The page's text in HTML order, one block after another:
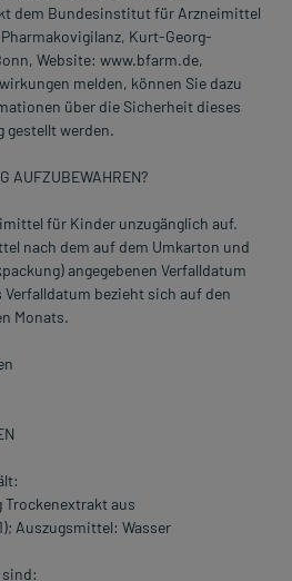
dem Bundesinstitut für Arzneimittel
Kurt-Georg-
Website: www.bfarm.de,
melden, können Sie dazu
über die Sicherheit dieses
gestellt werden.
AUFZUBEWAHREN?
für Kinder unzugänglich auf.
nach dem auf dem Umkarton und
angegebenen Verfalldatum
bezieht sich auf den
Monats.
Trockenextrakt aus
Auszugsmittel: Wasser